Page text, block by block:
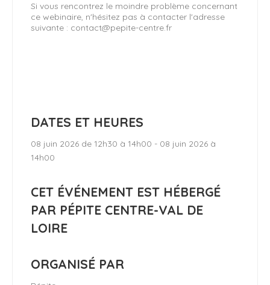
Si vous rencontrez le moindre problème concernant
ce webinaire, n'hésitez pas à contacter l'adresse
suivante : contact@pepite-centre.fr
DATES ET HEURES
08 juin 2026 de 12h30 à 14h00 - 08 juin 2026 à
14h00
CET ÉVÉNEMENT EST HÉBERGÉ
PAR PÉPITE CENTRE-VAL DE
LOIRE
ORGANISÉ PAR